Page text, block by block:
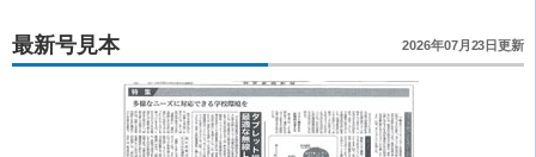
最新号見本 2026年07月23日更新